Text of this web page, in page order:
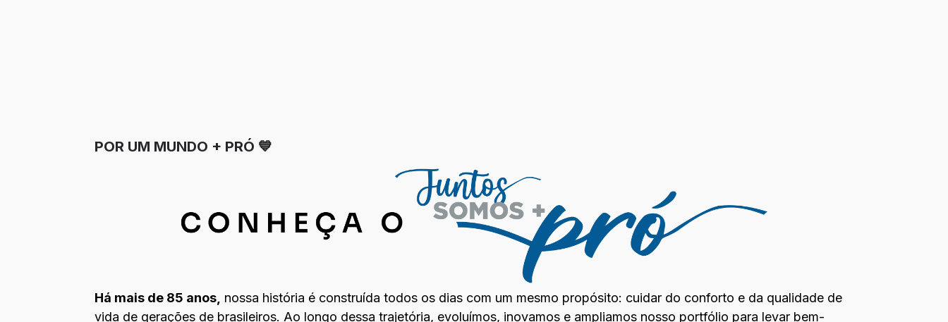
POR UM MUNDO + PRÓ 💙
Há mais de 85 anos, nossa história é construída todos os dias com um mesmo propósito: cuidar do conforto e da qualidade de
vida de gerações de brasileiros. Ao longo dessa trajetória, evoluímos, inovamos e ampliamos nosso portfólio para levar bem-